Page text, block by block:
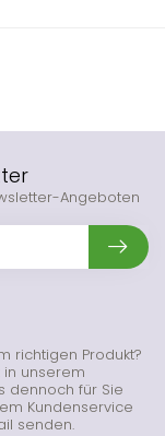
richtigen Produkt?
in unserem
dennoch für Sie
Kundenservice
senden.
Angeboten